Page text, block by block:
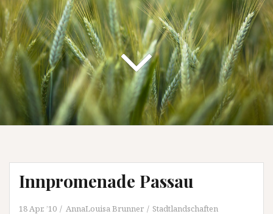
Innpromenade Passau
18 Apr. ’10 AnnaLouisa Brunner Stadtlandschaften